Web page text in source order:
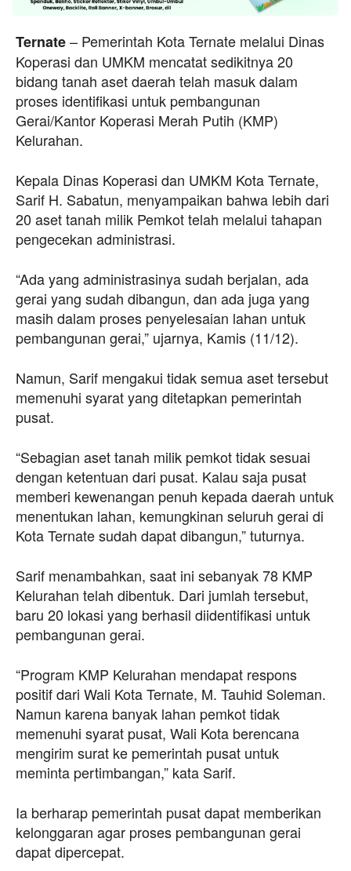
Ternate– Pemerintah Kota Ternate melalui Dinas
Koperasi dan UMKM mencatat sedikitnya 20
bidang tanah aset daerah telah masuk dalam
proses identifikasi untuk pembangunan
Gerai/Kantor Koperasi Merah Putih (KMP)
Kelurahan.
Kepala Dinas Koperasi dan UMKM Kota Ternate,
Sarif H. Sabatun, menyampaikan bahwa lebih dari
20 aset tanah milik Pemkot telah melalui tahapan
pengecekan administrasi.
“Ada yang administrasinya sudah berjalan, ada
gerai yang sudah dibangun, dan ada juga yang
masih dalam proses penyelesaian lahan untuk
pembangunan gerai,” ujarnya, Kamis (11/12).
Namun, Sarif mengakui tidak semua aset tersebut
memenuhi syarat yang ditetapkan pemerintah
pusat.
“Sebagian aset tanah milik pemkot tidak sesuai
dengan ketentuan dari pusat. Kalau saja pusat
memberi kewenangan penuh kepada daerah untuk
menentukan lahan, kemungkinan seluruh gerai di
Kota Ternate sudah dapat dibangun,” tuturnya.
Sarif menambahkan, saat ini sebanyak 78 KMP
Kelurahan telah dibentuk. Dari jumlah tersebut,
baru 20 lokasi yang berhasil diidentifikasi untuk
pembangunan gerai.
“Program KMP Kelurahan mendapat respons
positif dari Wali Kota Ternate, M. Tauhid Soleman.
Namun karena banyak lahan pemkot tidak
memenuhi syarat pusat, Wali Kota berencana
mengirim surat ke pemerintah pusat untuk
meminta pertimbangan,” kata Sarif.
Ia berharap pemerintah pusat dapat memberikan
kelonggaran agar proses pembangunan gerai
dapat dipercepat.